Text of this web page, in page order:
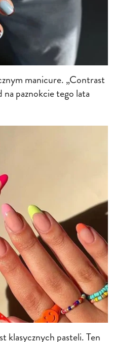
manicure. „Contrast
paznokcie tego lata
klasycznych pasteli. Ten